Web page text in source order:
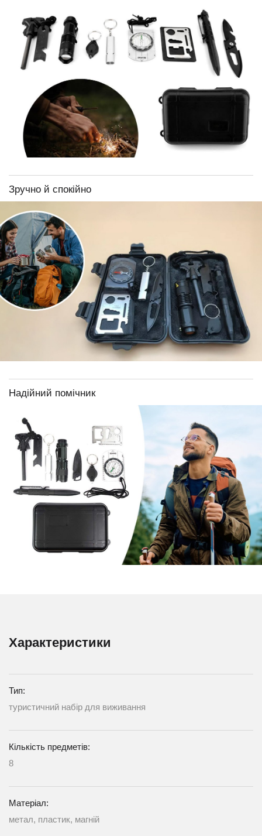
Зручно й спокійно
Надійний помічник
Характеристики
Тип:
туристичний набір для виживання
Кількість предметів:
8
Матеріал:
метал, пластик, магній